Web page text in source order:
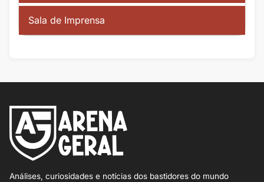
Sala de Imprensa
Análises, curiosidades e notícias dos bastidores do mundo